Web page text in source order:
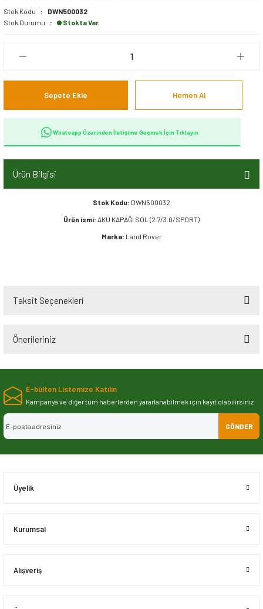
Stok Kodu
DWN500032
Stok Durumu
Stokta Var
Sepete Ekle Hemen Al
Whatsapp Üzerinden İletişime Geçmek İçin Tıklayın
Ürün Bilgisi
Stok Kodu: DWN500032
Ürün ismi: AKÜ KAPAĞI SOL (2.7/3.0/SPORT)
Marka: Land Rover
Taksit Seçenekleri
Önerileriniz
Bu ürünün fiyat bilgisi, resim, ürün açıklamalarında ve diğer konularda
iletebilirsiniz.
Görüş ve önerileriniz için teşekkür ederiz.
Ürün resmi kalitesiz, bozuk veya görüntülenemiyor.
E-bülten Listemize Katılın
Kampanya ve diğer tüm haberlerden yararlanabilmek için kayıt olabilirsiniz
GÖNDER
Üyelik
Kurumsal
Alışveriş